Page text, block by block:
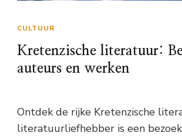
CULTUUR
Kretenzische literatuur:
auteurs en werken
Ontdek de rijke Kretenzische
literatuurliefhebber is een